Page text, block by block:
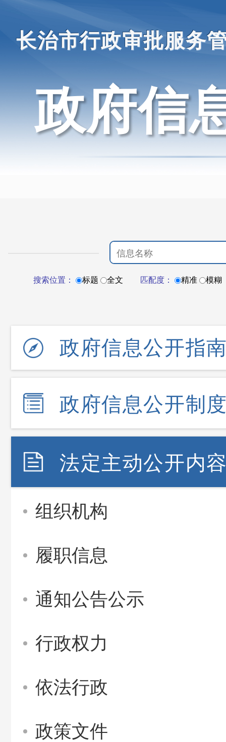
长治市行政审批服务
政府信
搜索位置： 标题 全文 匹配度： 精准 模糊
政府信息公开指
政府信息公开制
法定主动公开内
组织机构
履职信息
通知公告公示
行政权力
依法行政
政策文件